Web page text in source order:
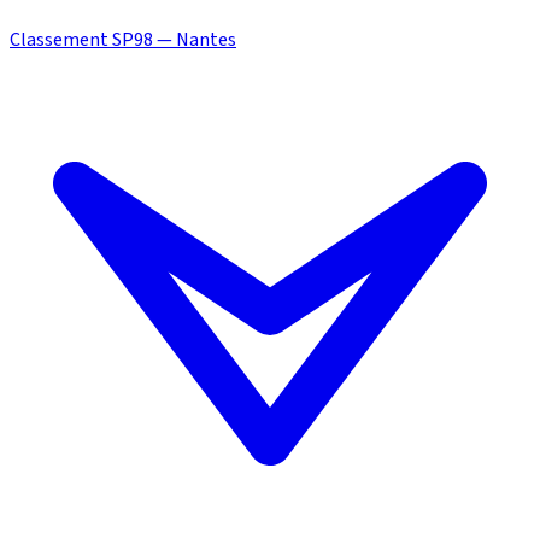
Classement SP98 — Nantes